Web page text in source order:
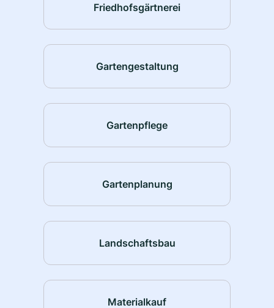
Friedhofsgärtnerei
Gartengestaltung
Gartenpflege
Gartenplanung
Landschaftsbau
Materialkauf